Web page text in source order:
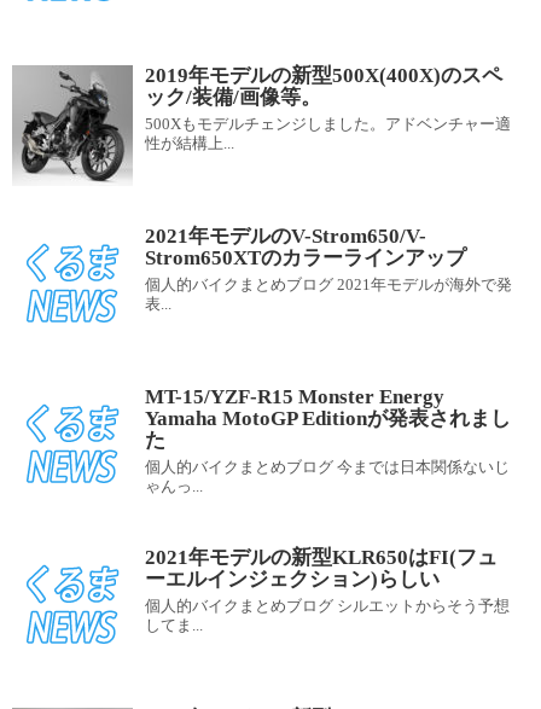
2019年モデルの新型500X(400X)のスペ
ック/装備/画像等。
500Xもモデルチェンジしました。アドベンチャー適
性が結構上...
2021年モデルのV-Strom650/V-
Strom650XTのカラーラインアップ
個人的バイクまとめブログ 2021年モデルが海外で発
表...
MT-15/YZF-R15 Monster Energy
Yamaha MotoGP Editionが発表されまし
た
個人的バイクまとめブログ 今までは日本関係ないじ
ゃんっ...
2021年モデルの新型KLR650はFI(フュ
ーエルインジェクション)らしい
個人的バイクまとめブログ シルエットからそう予想
してま...